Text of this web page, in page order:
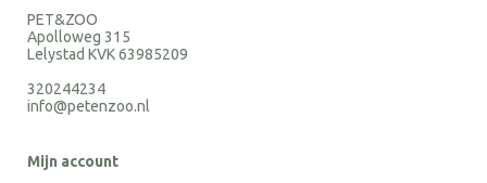
PET&ZOO
Apolloweg 315
Lelystad KVK 63985209
320244234
info@petenzoo.nl
Mijn account